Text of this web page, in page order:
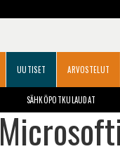
UUTISET ARVOSTELUT
SÄHKÖPOTKULAUDAT